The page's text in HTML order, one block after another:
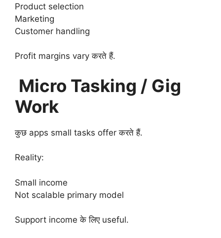
Product selection
Marketing
Customer handling
Profit margins vary करते हैं.
Micro Tasking / Gig
Work
कुछ apps small tasks offer करते हैं.
Reality:
Small income
Not scalable primary model
Support income के लिए useful.